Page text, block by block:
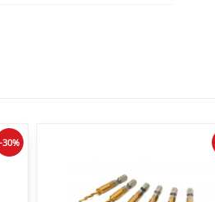
-30%